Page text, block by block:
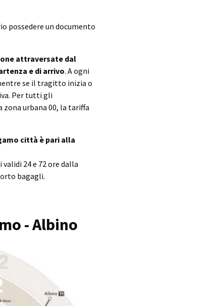
possedere un documento
attraversate dal
e di arrivo. A ogni
se il tragitto inizia o
Per tutti gli
urbana 00, la tariffa
città è pari alla
24 e 72 ore dalla
bagagli.
- Albino